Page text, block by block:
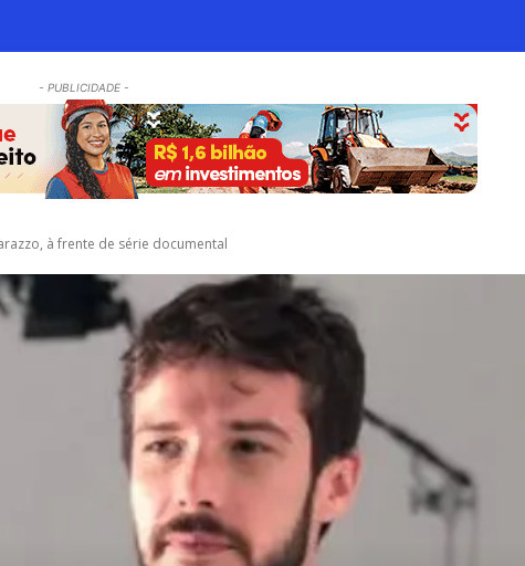
- PUBLICIDADE -
à frente de série documental